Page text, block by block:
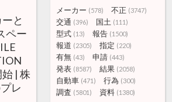
メーカー (578) 不正 (3747)
交通 (396) 国土 (111)
型式 (13) 報告 (1500)
報道 (2305) 指定 (220)
有無 (43) 申請 (443)
発表 (8587) 結果 (2058)
自動車 (471) 行為 (300)
調査 (5801) 資料 (1380)
と
ペー
| 株
レ